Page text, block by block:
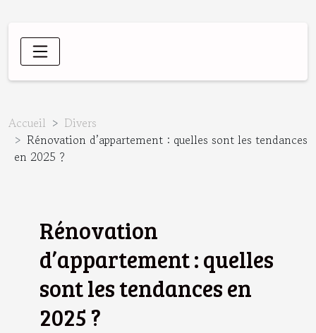
Accueil
Divers
Rénovation d’appartement : quelles sont les tendances
en 2025 ?
Rénovation
d’appartement : quelles
sont les tendances en
2025 ?